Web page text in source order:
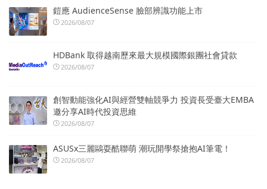
鎧應 AudienceSense 臉部辨識功能上市
2026/08/07
HDBank 取得越南歷來最大規模國際銀團社會貸款
2026/08/07
創智動能強化AI與經營雙軸競爭力 投資長受臺大EMBA
邀分享AI時代投資思維
2026/08/07
ASUSx三麗鷗耍酷聯萌 潮玩開學祭搶抱AI筆電！
2026/08/07